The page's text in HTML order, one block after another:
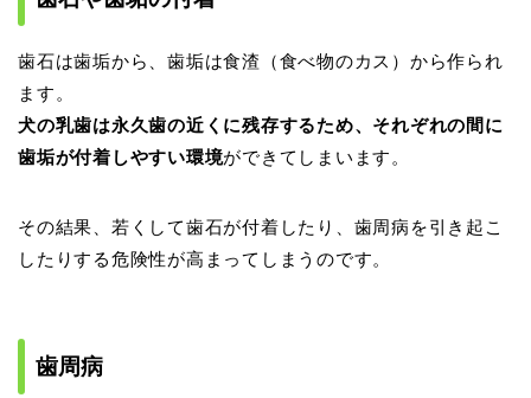
歯石は歯垢から、歯垢は食渣（食べ物のカス）から作られ
ます。
犬の乳歯は永久歯の近くに残存するため、それぞれの間に
歯垢が付着しやすい環境ができてしまいます。
その結果、若くして歯石が付着したり、歯周病を引き起こ
したりする危険性が高まってしまうのです。
歯周病